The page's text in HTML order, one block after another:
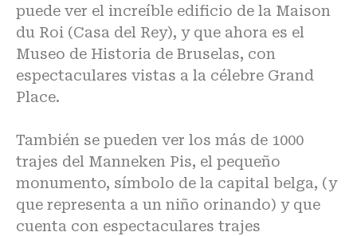
puede ver el increíble edificio de la Maison
du Roi (Casa del Rey), y que ahora es el
Museo de Historia de Bruselas, con
espectaculares vistas a la célebre Grand
Place.
También se pueden ver los más de 1000
trajes del Manneken Pis, el pequeño
monumento, símbolo de la capital belga, (y
que representa a un niño orinando) y que
cuenta con espectaculares trajes